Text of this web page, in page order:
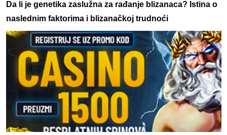
Da li je genetika zaslužna za rađanje blizanaca? Istina o
naslednim faktorima i blizanačkoj trudnoći